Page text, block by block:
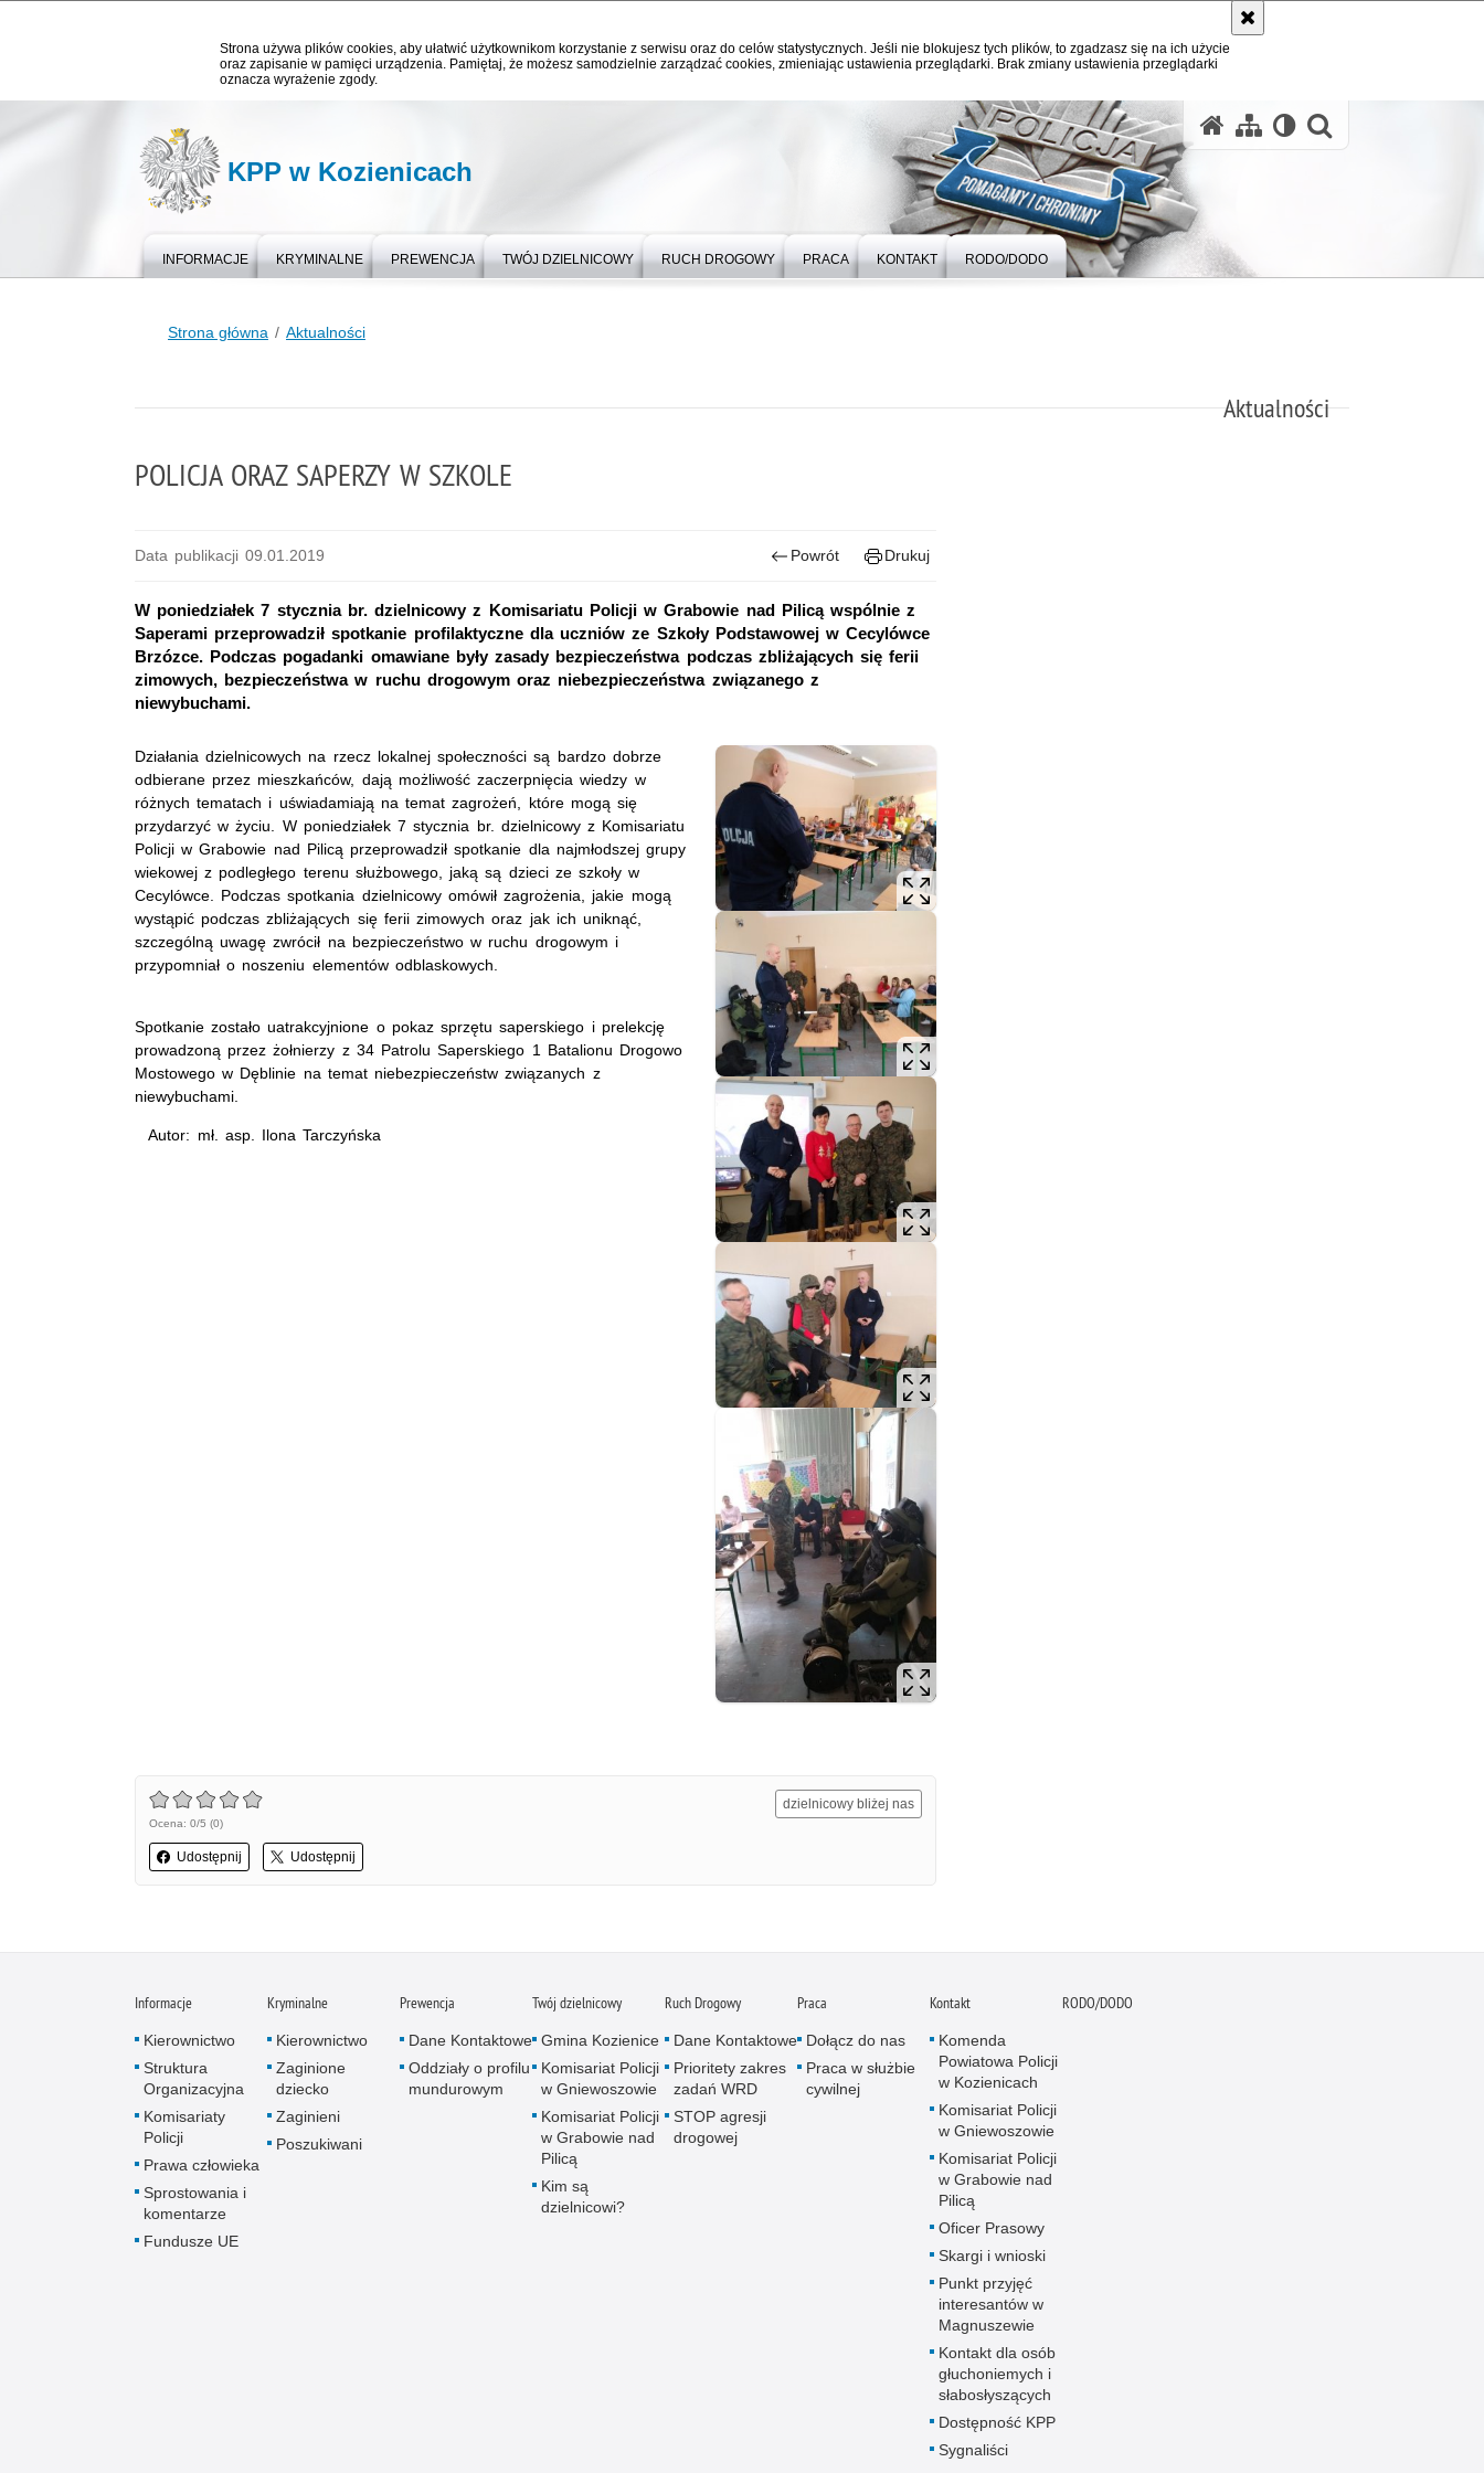
Strona używa plików cookies, aby ułatwić użytkownikom korzystanie z serwisu oraz do celów statystycznych. Jeśli nie blokujesz tych plików, to zgadzasz się na ich użycie
oraz zapisanie w pamięci urządzenia. Pamiętaj, że możesz samodzielnie zarządzać cookies, zmieniając ustawienia przeglądarki. Brak zmiany ustawienia przeglądarki
oznacza wyrażenie zgody.
KPP w Kozienicach
INFORMACJE KRYMINALNE PREWENCJA TWÓJ DZIELNICOWY RUCH DROGOWY PRACA KONTAKT RODO/DODO
Strona główna Aktualności
Aktualności
POLICJA ORAZ SAPERZY W SZKOLE
Data publikacji 09.01.2019 Powrót Drukuj
W poniedziałek 7 stycznia br. dzielnicowy z Komisariatu Policji w Grabowie nad Pilicą wspólnie z
Saperami przeprowadził spotkanie profilaktyczne dla uczniów ze Szkoły Podstawowej w Cecylówce
Brzózce. Podczas pogadanki omawiane były zasady bezpieczeństwa podczas zbliżających się ferii
zimowych, bezpieczeństwa w ruchu drogowym oraz niebezpieczeństwa związanego z
niewybuchami.
Działania dzielnicowych na rzecz lokalnej społeczności są bardzo dobrze
odbierane przez mieszkańców, dają możliwość zaczerpnięcia wiedzy w
różnych tematach i uświadamiają na temat zagrożeń, które mogą się
przydarzyć w życiu. W poniedziałek 7 stycznia br. dzielnicowy z Komisariatu
Policji w Grabowie nad Pilicą przeprowadził spotkanie dla najmłodszej grupy
wiekowej z podległego terenu służbowego, jaką są dzieci ze szkoły w
Cecylówce. Podczas spotkania dzielnicowy omówił zagrożenia, jakie mogą
wystąpić podczas zbliżających się ferii zimowych oraz jak ich uniknąć,
szczególną uwagę zwrócił na bezpieczeństwo w ruchu drogowym i
przypomniał o noszeniu elementów odblaskowych.
Spotkanie zostało uatrakcyjnione o pokaz sprzętu saperskiego i prelekcję
prowadzoną przez żołnierzy z 34 Patrolu Saperskiego 1 Batalionu Drogowo
Mostowego w Dęblinie na temat niebezpieczeństw związanych z
niewybuchami.
Autor: mł. asp. Ilona Tarczyńska
Ocena: 0/5 (0)
Udostępnij Udostępnij
dzielnicowy bliżej nas
Informacje
Kierownictwo
Struktura
Organizacyjna
Komisariaty
Policji
Prawa człowieka
Sprostowania i
komentarze
Fundusze UE
Kryminalne
Kierownictwo
Zaginione
dziecko
Zaginieni
Poszukiwani
Prewencja
Dane Kontaktowe
Oddziały o profilu
mundurowym
Twój dzielnicowy
Gmina Kozienice
Komisariat Policji
w Gniewoszowie
Komisariat Policji
w Grabowie nad
Pilicą
Kim są
dzielnicowi?
Ruch Drogowy
Dane Kontaktowe
Prioritety zakres
zadań WRD
STOP agresji
drogowej
Praca
Dołącz do nas
Praca w służbie
cywilnej
Kontakt
Komenda
Powiatowa Policji
w Kozienicach
Komisariat Policji
w Gniewoszowie
Komisariat Policji
w Grabowie nad
Pilicą
Oficer Prasowy
Skargi i wnioski
Punkt przyjęć
interesantów w
Magnuszewie
Kontakt dla osób
głuchoniemych i
słabosłyszących
Dostępność KPP
Sygnaliści
RODO/DODO